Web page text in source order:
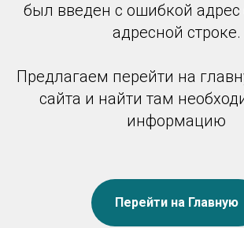
был введен с ошибкой адрес
адресной строке.
Предлагаем перейти на
сайта и найти там
информацию
Перейти на Главную